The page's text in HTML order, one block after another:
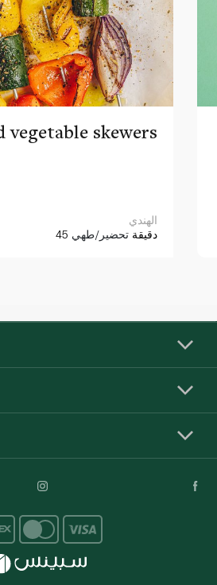
vegetable skewers
الهندي
45 دقيقة تحضير/طهي